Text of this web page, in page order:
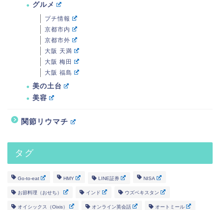
グルメ
プチ情報
京都市内
京都市外
大阪 天満
大阪 梅田
大阪 福島
美の土台
美容
関節リウマチ
タグ
Go-to-eat HMY LINE証券 NISA
お節料理（おせち） インド ウズベキスタン
オイシックス（Oixis） オンライン英会話 オートミール